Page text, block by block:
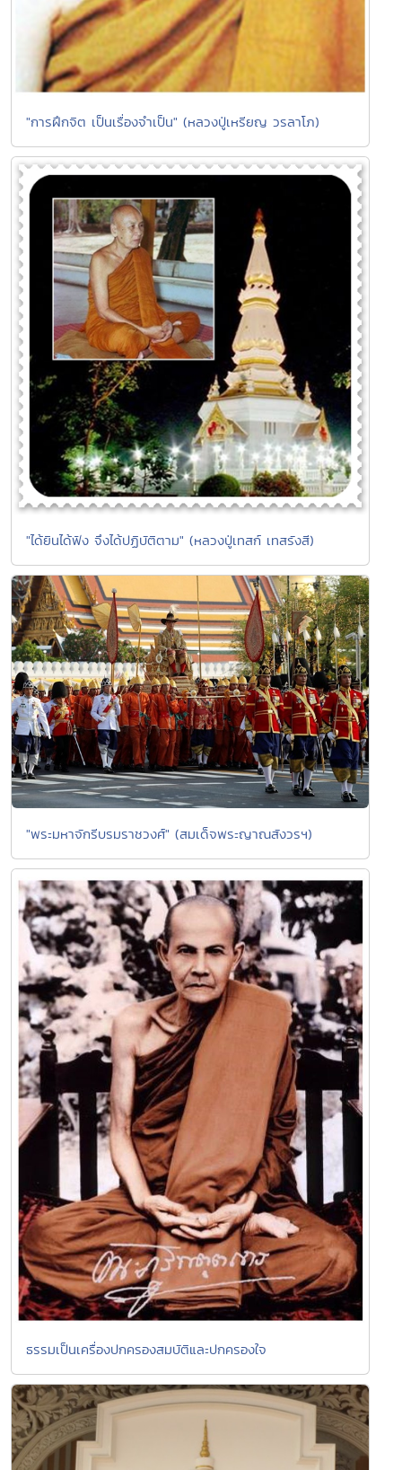
"การฝึกจิต เป็นเรื่องจำเป็น" (หลวงปู่เหรียญ วรลาโภ)
"ได้ยินได้ฟัง จึงได้ปฏิบัติตาม" (หลวงปู่เทสก์ เทสรังสี)
"พระมหาจักรีบรมราชวงศ์" (สมเด็จพระญาณสังวรฯ)
ธรรมเป็นเครื่องปกครองสมบัติและปกครองใจ